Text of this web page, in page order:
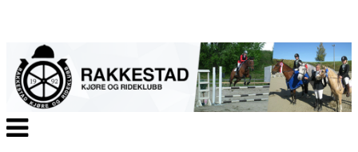
Veksle
navigasjon